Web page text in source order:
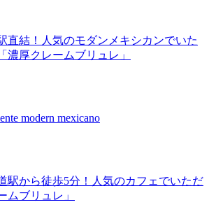
直結！人気のモダンメキシカンでいた
濃厚クレームブリュレ」
modern mexicano
駅から徒歩5分！人気のカフェでいただ
ムブリュレ」